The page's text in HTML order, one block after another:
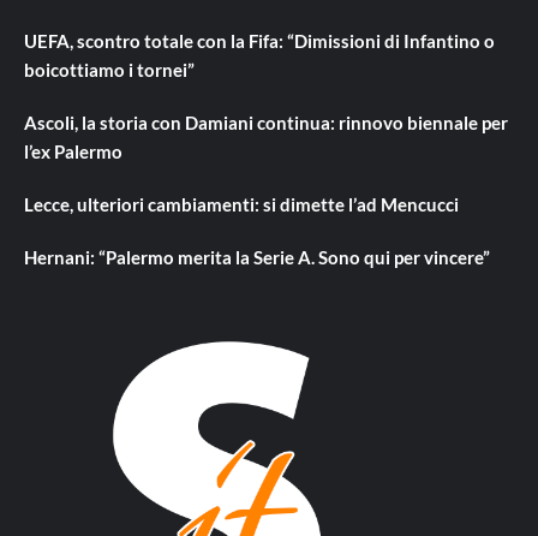
UEFA, scontro totale con la Fifa: “Dimissioni di Infantino o
boicottiamo i tornei”
Ascoli, la storia con Damiani continua: rinnovo biennale per
l’ex Palermo
Lecce, ulteriori cambiamenti: si dimette l’ad Mencucci
Hernani: “Palermo merita la Serie A. Sono qui per vincere”